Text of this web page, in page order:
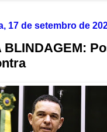
17 de setembro de
BLINDAGEM: